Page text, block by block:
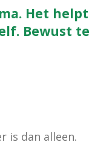
Het
Bewust
is dan alleen.